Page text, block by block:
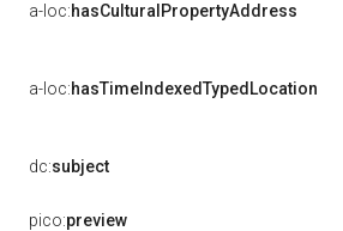
a-loc:hasCulturalPropertyAddress
a-loc:hasTimeIndexedTypedLocation
dc:subject
pico:preview